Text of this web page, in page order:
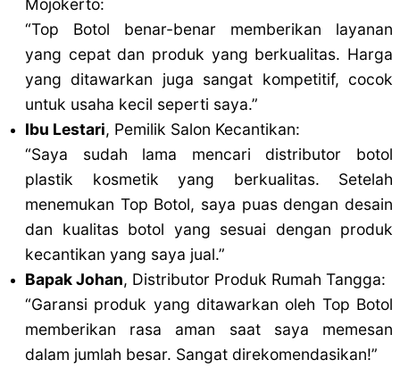
Mojokerto:
“Top Botol benar-benar memberikan layanan
yang cepat dan produk yang berkualitas. Harga
yang ditawarkan juga sangat kompetitif, cocok
untuk usaha kecil seperti saya.”
Ibu Lestari, Pemilik Salon Kecantikan:
“Saya sudah lama mencari distributor botol
plastik kosmetik yang berkualitas. Setelah
menemukan Top Botol, saya puas dengan desain
dan kualitas botol yang sesuai dengan produk
kecantikan yang saya jual.”
Bapak Johan, Distributor Produk Rumah Tangga:
“Garansi produk yang ditawarkan oleh Top Botol
memberikan rasa aman saat saya memesan
dalam jumlah besar. Sangat direkomendasikan!”